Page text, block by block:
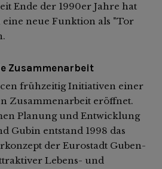
Ende der 1990er Jahre hat
eine neue Funktion als "Tor
Zusammenarbeit
frühzeitig Initiativen einer
Zusammenarbeit eröffnet.
Planung und Entwicklung
Gubin entstand 1998 das
der Eurostadt Guben-
Lebens- und